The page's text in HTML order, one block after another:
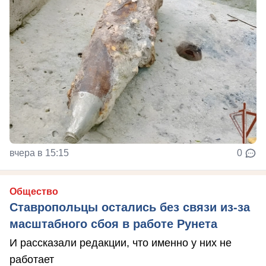
вчера в 15:15 0
Общество
Ставропольцы остались без связи из-за
масштабного сбоя в работе Рунета
И рассказали редакции, что именно у них не
работает